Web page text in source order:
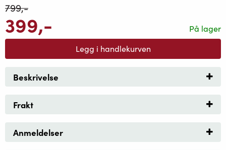
På lager
799,-
399,-
Legg i handlekurven
Beskrivelse
Frakt
Anmeldelser